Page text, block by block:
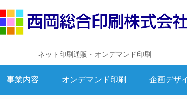
ネット印刷通販・オンデマンド印刷
事業内容 オンデマンド印刷 企画デザ